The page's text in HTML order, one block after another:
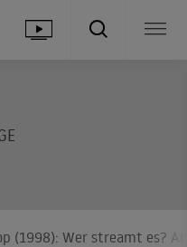
(1998): Wer streamt es?